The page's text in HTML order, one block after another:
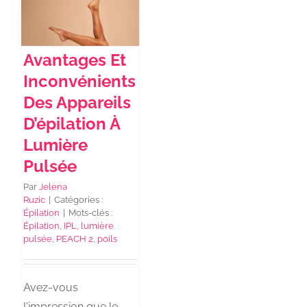
NEWS DE FOREO
SKINCARE
SANTÉ & BIEN-ÊTRE
À PROPOS
CONTACT
Avantages Et
Inconvénients
Des Appareils
D’épilation À
Lumière
Pulsée
Par Jelena
Ruzic | Catégories :
Épilation | Mots-clés :
Épilation IPL
lumière
pulsée PEACH 2 poils
Avez-vous